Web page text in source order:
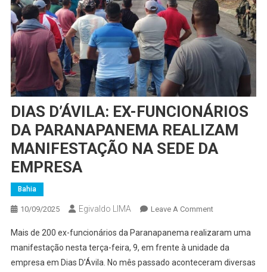
DIAS D’ÁVILA: EX-FUNCIONÁRIOS
DA PARANAPANEMA REALIZAM
MANIFESTAÇÃO NA SEDE DA
EMPRESA
Bahia
10/09/2025 Egivaldo LIMA Leave A CommentOn
D’ÁVILA:
EX-
FUNCIONÁRIOS
Mais de 200 ex-funcionários da Paranapanema realizaram uma
manifestação nesta terça-feira, 9, em frente à unidade da
empresa em Dias D’Ávila. No mês passado aconteceram diversas